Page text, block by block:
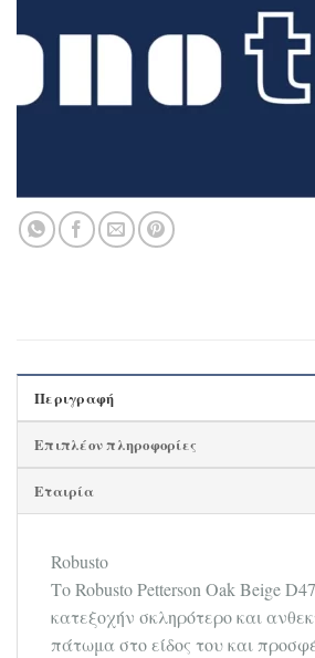
Περιγραφή
Επιπλέον πληροφορίες
Εταιρία
Robusto
Το Robusto Petterson Oak Beige
κατεξοχήν σκληρότερο και
πάτωμα στο είδος του και